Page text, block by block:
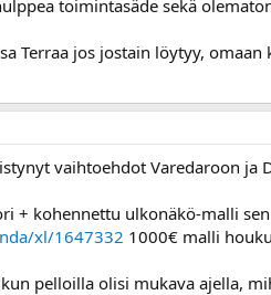
toimintasäde sekä
Terraa jos jostain löytyy,
vaihtoehdot Varedaroon ja
+ kohennettu ulkonäkö-malli
xl/1647332 1000€ malli
pelloilla olisi mukava ajella,